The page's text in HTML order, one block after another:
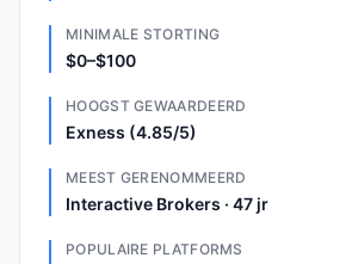
MINIMALE STORTING
$0–$100
HOOGST GEWAARDEERD
Exness (4.85/5)
MEEST GERENOMMEERD
Interactive Brokers · 47 jr
POPULAIRE PLATFORMS